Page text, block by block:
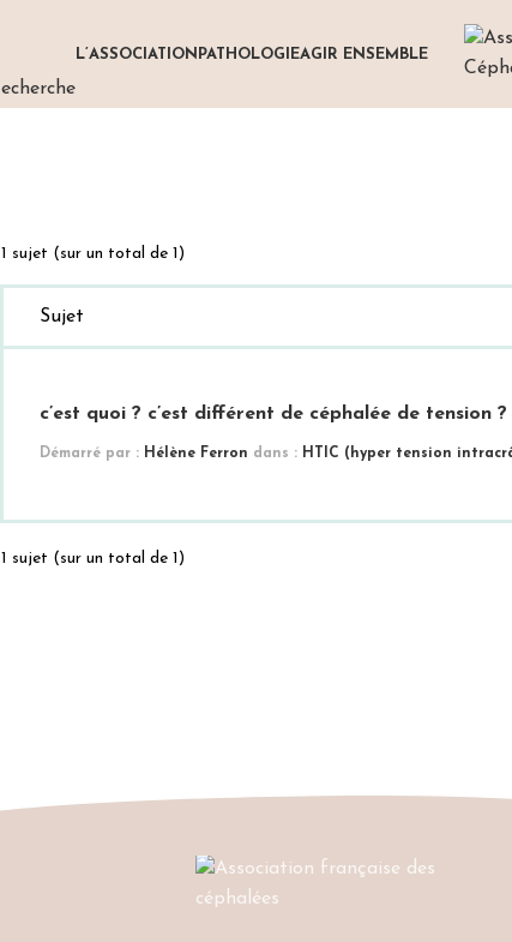
L’ASSOCIATION PATHOLOGIEAGIR ENSEMBLE
1 sujet (sur un total de 1)
Sujet
c’est quoi ? c’est différent de céphalée de tension ?
Démarré par : Hélène Ferron dans : HTIC (hyper tension
1 sujet (sur un total de 1)